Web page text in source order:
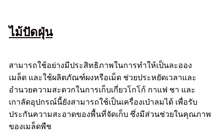
ไม้ปัดฝุ่น
สามารถใช้อย่างมีประสิทธิภาพในการทำให้เป็นละออง
เมล็ด และใช้ผลิตภัณฑ์ผงหรือเม็ด ช่วยประหยัดเวลาและ
อำนวยความสะดวกในการเก็บเกี่ยวโกโก้ กาแฟ ชา และ
เกาลัดอุปกรณ์นี้ยังสามารถใช้เป็นเครื่องเป่าลมได้ เพื่อรับ
ประกันความสะอาดของพื้นที่จัดเก็บ ซึ่งมีส่วนช่วยในคุณภาพ
ของเมล็ดพืช